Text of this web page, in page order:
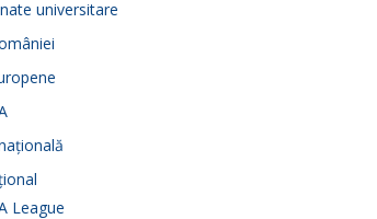
universitare
League